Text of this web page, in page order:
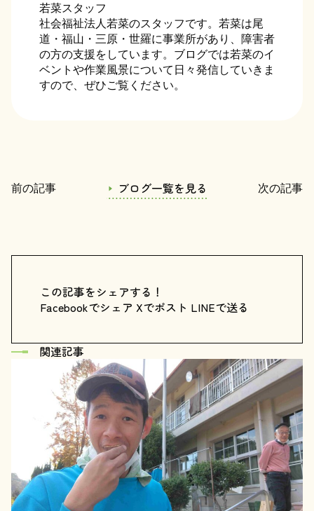
若菜スタッフ
社会福祉法人若菜のスタッフです。若菜は尾
道・福山・三原・世羅に事業所があり、障害者
の方の支援をしています。ブログでは若菜のイ
ベントや作業風景について日々発信していきま
すので、ぜひご覧ください。
前の記事 ブログ一覧を見る 次の記事
この記事をシェアする！
Facebookでシェア Xでポスト LINEで送る
関連記事